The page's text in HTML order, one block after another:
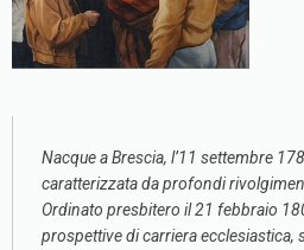
Nacque a Brescia, l’11 settembre
caratterizzata da profondi
Ordinato presbitero il 21 febbraio
prospettive di carriera ecclesiastica,